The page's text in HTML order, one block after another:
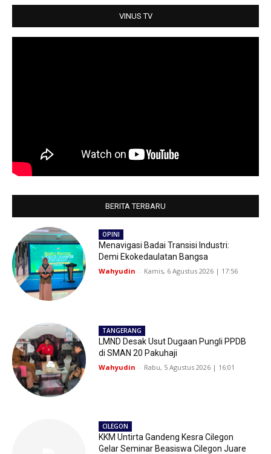
VINUS TV
BERITA TERBARU
OPINI
Menavigasi Badai Transisi Industri:
Demi Ekokedaulatan Bangsa
Wahyudin - Kamis, 6 Agustus 2026 | 17:56
TANGERANG
LMND Desak Usut Dugaan Pungli PPDB
di SMAN 20 Pakuhaji
Wahyudin - Rabu, 5 Agustus 2026 | 16:01
CILEGON
KKM Untirta Gandeng Kesra Cilegon
Gelar Seminar Beasiswa Cilegon Juare